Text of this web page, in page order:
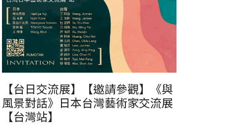
【台日交流展】【邀請參觀】《與
風景對話》日本台灣藝術家交流展
【台灣站】